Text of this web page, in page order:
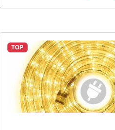
TOP